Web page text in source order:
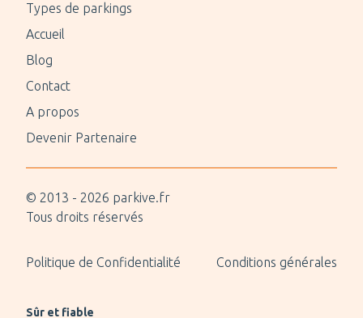
Types de parkings
Accueil
Blog
Contact
A propos
Devenir Partenaire
© 2013 - 2026 parkive.fr
Tous droits réservés
Politique de Confidentialité Conditions générales
Sûr et fiable